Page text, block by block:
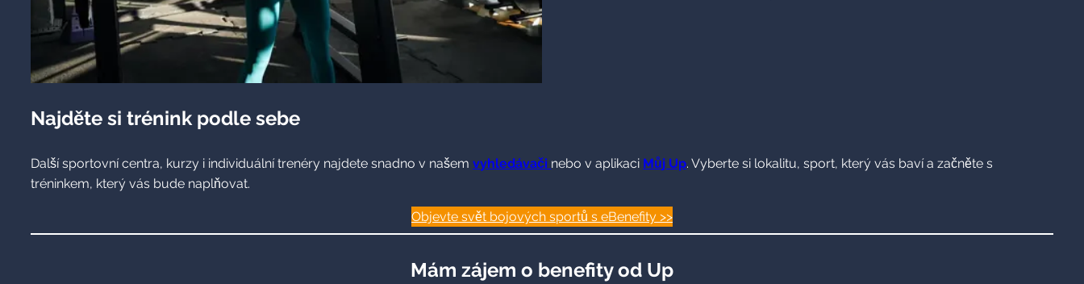
Najděte si trénink podle sebe
Další sportovní centra, kurzy i individuální trenéry najdete snadno v našem vyhledávači nebo v aplikaci Můj Up. Vyberte si lokalitu, sport, který vás baví a začněte s
tréninkem, který vás bude naplňovat.
Objevte svět bojových sportů s eBenefity >>
Mám zájem o benefity od Up